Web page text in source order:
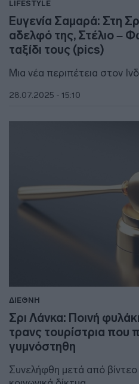
LIFESTYLE
Ευγενία Σαμαρά: Στη
αδελφό της, Στέλιο –
ταξίδι τους (pics)
Μια νέα περιπέτεια στον
28.07.2025 - 15:10
ΔΙΕΘΝΗ
Σρι Λάνκα: Ποινή
τρανς τουρίστρια που
γυμνόστηθη
Συνελήφθη μετά από